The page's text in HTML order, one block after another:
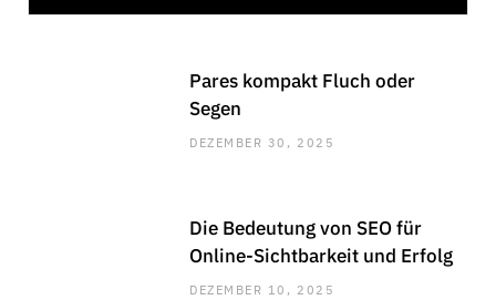
Pares kompakt Fluch oder
Segen
DEZEMBER 30, 2025
Die Bedeutung von SEO für
Online-Sichtbarkeit und Erfolg
DEZEMBER 10, 2025